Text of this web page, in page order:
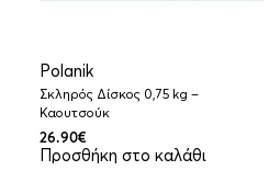
Polanik
Σκληρός Δίσκος 0,75 kg –
Καουτσούκ
26.90€
Προσθήκη στο καλάθι